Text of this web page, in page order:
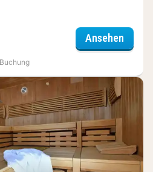
Ansehen